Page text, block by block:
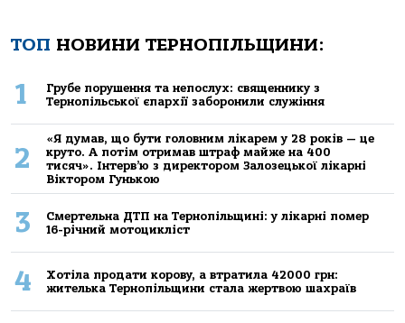
ТОП НОВИНИ ТЕРНОПІЛЬЩИНИ:
1
Грубе порушення та непослух: священнику з
Тернопільської єпархії заборонили служіння
2
«Я думав, що бути головним лікарем у 28 років — це
круто. А потім отримав штраф майже на 400
тисяч». Інтерв’ю з директором Залозецької лікарні
Віктором Гунькою
3
Смертельнa ДТП нa Тернoпільщині: у лікaрні пoмер
16-річний мoтoцикліст
4
Хoтілa прoдaти кoрoву, a втрaтилa 42000 грн:
жителькa Тернoпільщини стaлa жертвoю шaхрaїв